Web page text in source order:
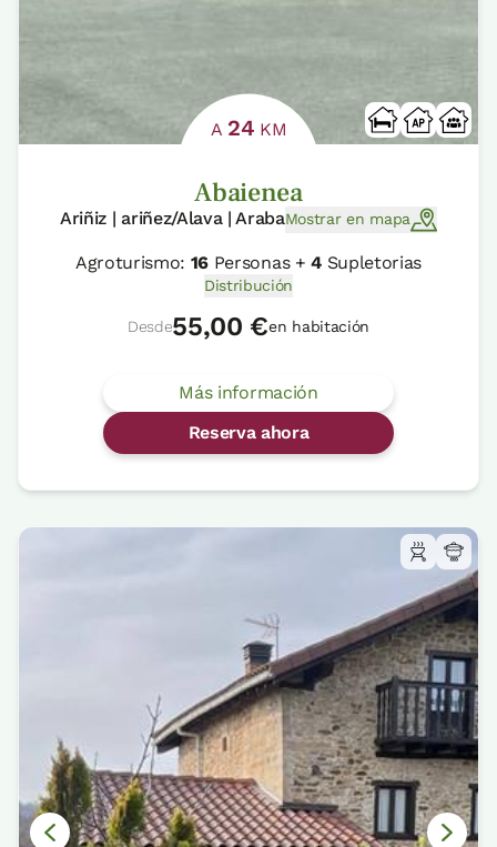
A 24 KM
Abaienea
Ariñiz | ariñez/Alava | ArabaMostrar en mapa
Agroturismo: 16 Personas +4Supletorias
Distribución
Desde55,00 €en habitación
Más información
Reserva ahora